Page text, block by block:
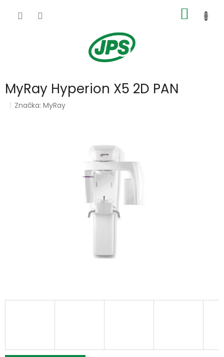
KOŠÍK
MyRay Hyperion X5 2D PAN
Značka:MyRay